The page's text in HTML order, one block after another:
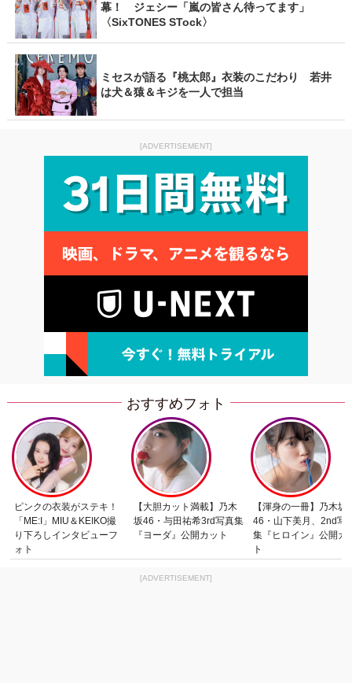
幕！ ジェシー「嵐の皆さん待ってます」
〈SixTONES STock〉
ミセスが語る『桃太郎』衣装のこだわり 若井
は犬＆猿＆キジを一人で担当
[ADVERTISEMENT]
おすすめフォト
ピンクの衣装がステキ！
「ME:I」MIU＆KEIKO撮
り下ろしインタビューフ
ォト
【大胆カット満載】乃木
坂46・与田祐希3rd写真集
『ヨーダ』公開カット
【渾身の一冊】乃木坂
46・山下美月、2nd写
集『ヒロイン』公開カ
ト
[ADVERTISEMENT]